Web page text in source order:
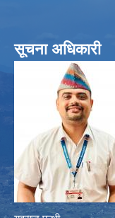
सूचना अधिकारी